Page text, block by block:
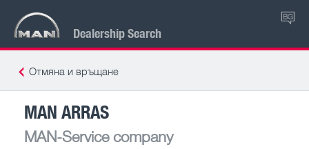
Dealership Search
BG
Отмяна и връщане
MAN ARRAS
MAN-Service company